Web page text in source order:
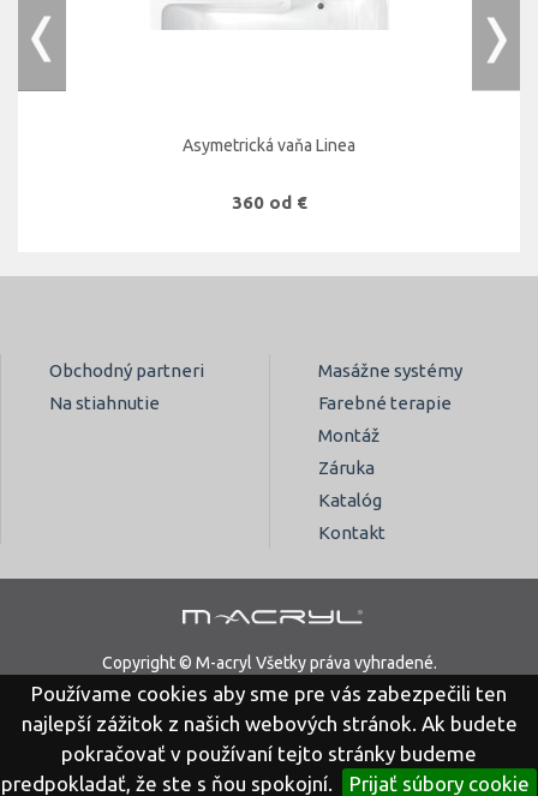
Používame cookies aby sme pre vás zabezpečili ten
najlepší zážitok z našich webových stránok. Ak budete
pokračovať v používaní tejto stránky budeme
predpokladať, že ste s ňou spokojní.
Prijať súbory cookie
Asymetrická vaňa Linea
360 od €
Obchodný partneri
Na stiahnutie
Masážne systémy
Farebné terapie
Montáž
Záruka
Katalóg
Kontakt
Copyright © M-acryl Všetky práva vyhradené.
Právne vyhlásenie Ochrana osobných údajov